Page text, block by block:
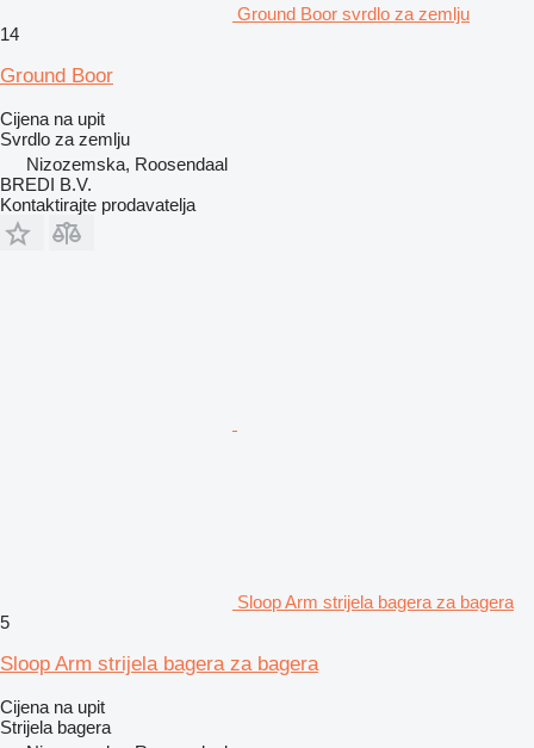
Ground Boor svrdlo za zemlju
14
Ground Boor
Cijena na upit
Svrdlo za zemlju
Nizozemska, Roosendaal
BREDI B.V.
Kontaktirajte prodavatelja
Sloop Arm strijela bagera za bagera
5
Sloop Arm strijela bagera za bagera
Cijena na upit
Strijela bagera